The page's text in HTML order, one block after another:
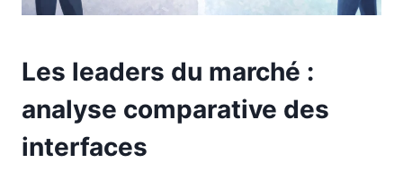
Les leaders du marché :
analyse comparative des
interfaces